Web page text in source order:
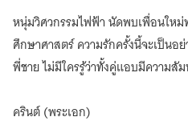
วิ
หนุ่มวิศวกรรมไฟฟ้า นัดพบเพื่อนให
ศึกษาศาสตร์ ความรักครั้งนี้จะเป็นอ
พี่ชาย ไม่มีใครรู้ว่าทั้งคู่แอบมีความ
ครินต์ (พระเอก)